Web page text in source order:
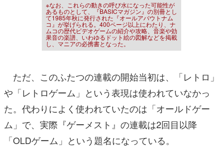
※なお、これらの動きの呼び水になった可能性が
あるものとして、『BASICマガジン』の別冊とし
て1985年秋に発行された『オールアバウトナム
コ』が挙げられる。400ページ以上にわたり、ナ
ムコの歴代ビデオゲームの紹介や攻略、音楽や効
果音の楽譜、いわゆるドット絵の図解などを掲載
し、マニアの必携書となった。
ただ、このふたつの連載の開始当初は、「レトロ」
や「レトロゲーム」という表現は使われていなかっ
た。代わりによく使われていたのは「オールドゲー
ム」で、実際『ゲーメスト』の連載は2回目以降
「OLDゲーム」という題名になっている。